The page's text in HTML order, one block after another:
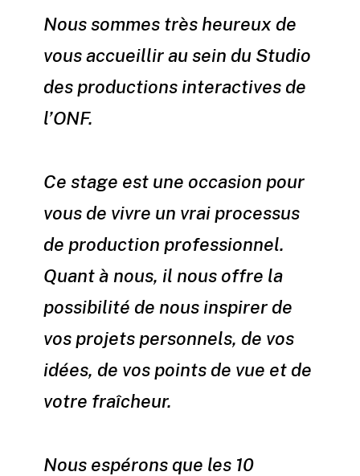
Nous sommes très heureux de
vous accueillir au sein du Studio
des productions interactives de
l’ONF.
Ce stage est une occasion pour
vous de vivre un vrai processus
de production professionnel.
Quant à nous, il nous offre la
possibilité de nous inspirer de
vos projets personnels, de vos
idées, de vos points de vue et de
votre fraîcheur.
Nous espérons que les 10